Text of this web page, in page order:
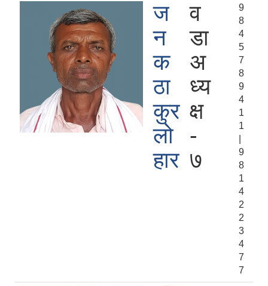
ज
न
क
ठा
कुर
लो
हार
व
डा
अ
ध्य
क्ष
-
७
9
8
4
5
7
8
9
4
1
1
9
8
1
4
2
2
3
4
7
7